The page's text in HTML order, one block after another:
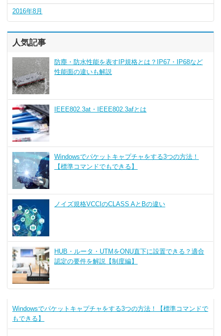
2016年8月
人気記事
防塵・防水性能を表すIP規格とは？IP67・IP68など
性能面の違いも解説
IEEE802.3at・IEEE802.3afとは
Windowsでパケットキャプチャをする3つの方法！
【標準コマンドでもできる】
ノイズ規格VCCIのCLASS AとBの違い
HUB・ルータ・UTMをONU直下に設置できる？適合
認定の要件を解説【制度編】
Windowsでパケットキャプチャをする3つの方法！【標準コマンドで
もできる】